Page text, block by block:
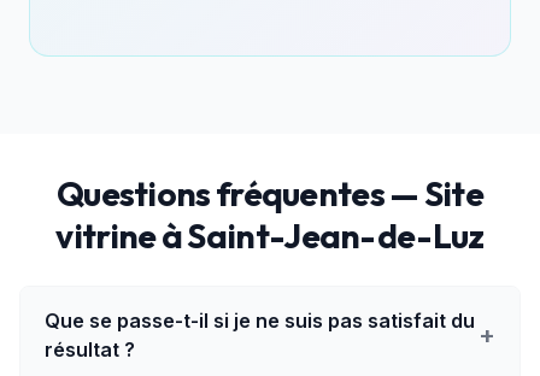
Questions fréquentes — Site
vitrine à Saint-Jean-de-Luz
Que se passe-t-il si je ne suis pas satisfait du
résultat ?
+